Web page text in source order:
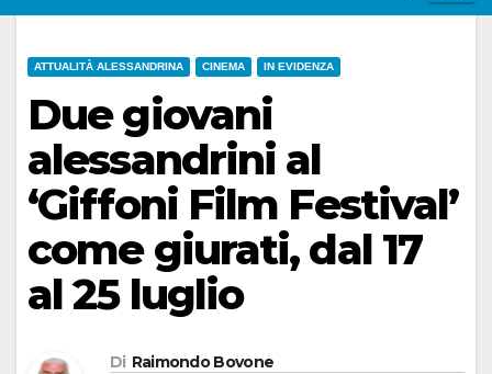
ATTUALITÀ ALESSANDRINA CINEMA IN EVIDENZA
Due giovani
alessandrini al
‘Giffoni Film Festival’
come giurati, dal 17
al 25 luglio
Di Raimondo Bovone